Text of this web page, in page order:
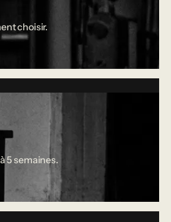
choisir.
5 semaines.